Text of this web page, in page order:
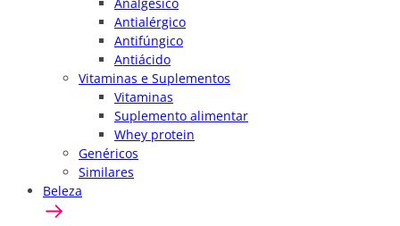
Antialérgico
Antifúngico
Antiácido
Vitaminas e Suplementos
Vitaminas
Suplemento alimentar
Whey protein
Genéricos
Similares
Beleza